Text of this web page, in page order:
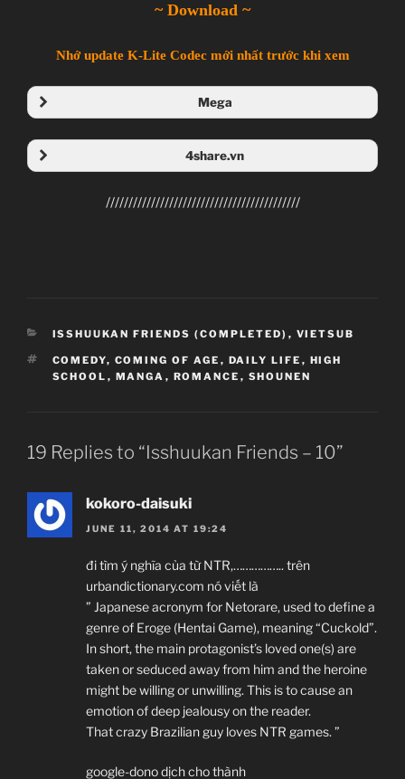
Isshuukan Friends.
Unknown
Brain`s Base
Comedy, Coming of Age, Daily Life, High
School, Manga, Romance, Shounen
~Thành viên thực hiện~
Uncle Lì
Zenko
Giới thiệu nội dung:
~ Download ~
Nhớ update K-Lite Codec mới nhất trước khi xem
Mega
4share.vn
///////////////////////////////////////////
CATEGORIES
ISSHUUKAN FRIENDS (COMPLETED) , VIETSUB
TAGS
COMEDY, COMING OF AGE , DAILY LIFE , HIGH
SCHOOL , MANGA , ROMANCE , SHOUNEN
19 Replies to “Isshuukan Friends – 10”
kokoro-daisuki
JUNE 11, 2014 AT 19:24
đi tìm ý nghĩa của từ NTR,…………….. trên
urbandictionary.com nó viết là
” Japanese acronym for Netorare, used to define a
genre of Eroge (Hentai Game), meaning “Cuckold”.
In short, the main protagonist’s loved one(s) are
taken or seduced away from him and the heroine
might be willing or unwilling. This is to cause an
emotion of deep jealousy on the reader.
That crazy Brazilian guy loves NTR games. ”
google-dono dịch cho thành